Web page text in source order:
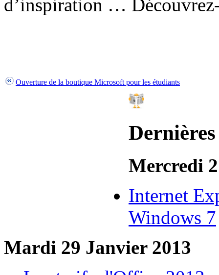
d’inspiration …
Ouverture de la boutique Microsoft pour les étudiants
Mercredi
Internet
Windows 7
Mardi 29 Janvier 2013